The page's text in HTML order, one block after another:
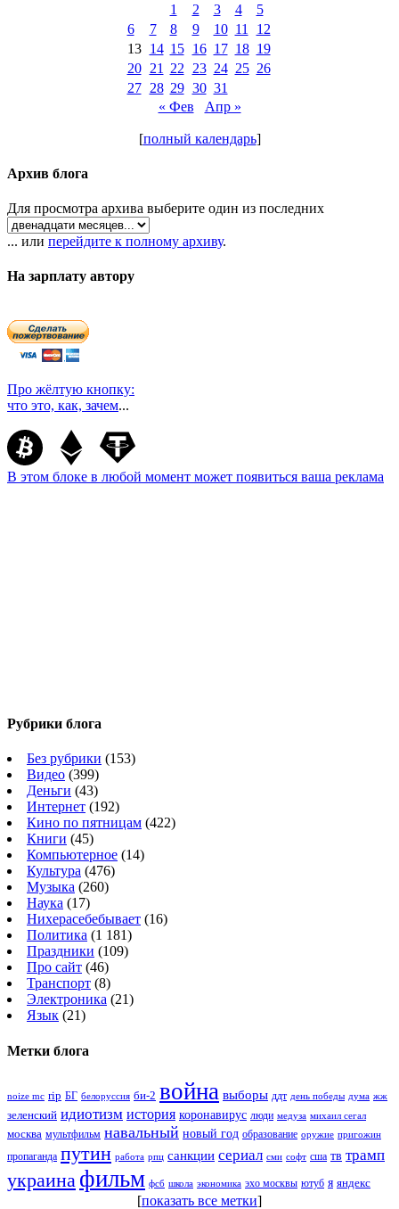
1
2 3 4
5
6
7 8 9 10 11
12
13
14 15 16 17 18 19
20
21 22 23 24 25 26
27
28 29 30 31
« Фев
Апр »
[полный календарь]
Архив блога
Для просмотра архива выберите один из последних
... или перейдите к полному архиву.
На зарплату автору
Про жёлтую кнопку:
что это, как, зачем...
В этом блоке в любой момент может появиться ваша реклама
Рубрики блога
Без рубрики (153)
Видео (399)
Деньги (43)
Интернет (192)
Кино по пятницам (422)
Книги (45)
Компьютерное (14)
Культура (476)
Музыка (260)
Наука (17)
Нихерасебебывает (16)
Политика (1 181)
Праздники (109)
Про сайт (46)
Транспорт (8)
Электроника (21)
Язык (21)
Метки блога
noize mc rip БГ белоруссия би-2 война выборы ддт день победы дума жж
зеленский идиотизм история коронавирус люди медуза михаил сегал
москва мультфильм навальный новый год образование оружие пригожин
пропаганда путин работа рпц санкции сериал сми софт сша тв трамп
украина фильм фсб школа экономика эхо москвы ютуб я яндекс
[показать все метки]